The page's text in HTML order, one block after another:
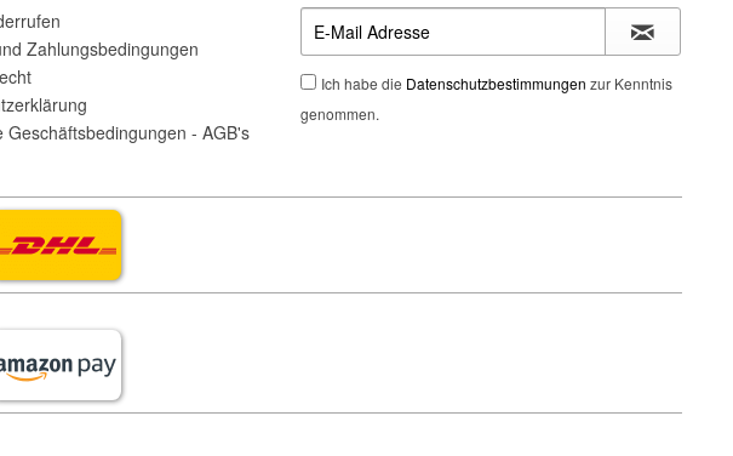
Zahlungsbedingungen
Geschäftsbedingungen - AGB's
Ich habe die Datenschutzbestimmungen zur Kenntnis
genommen.